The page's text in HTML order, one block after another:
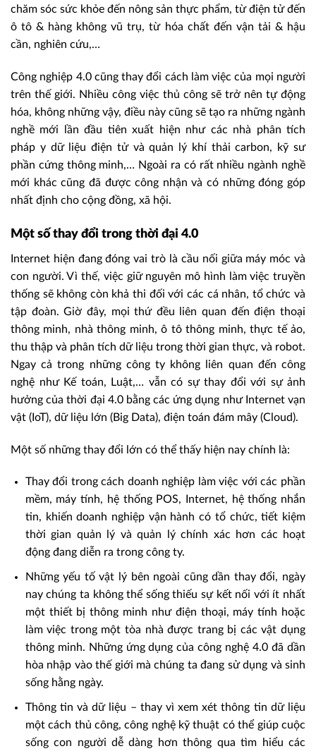
chăm sóc sức khỏe đến nông sản thực phẩm, từ điện tử đến
ô tô & hàng không vũ trụ, từ hóa chất đến vận tải & hậu
cần, nghiên cứu,…
Công nghiệp 4.0 cũng thay đổi cách làm việc của mọi người
trên thế giới. Nhiều công việc thủ công sẽ trở nên tự động
hóa, không những vậy, điều này cũng sẽ tạo ra những ngành
nghề mới lần đầu tiên xuất hiện như các nhà phân tích
pháp y dữ liệu điện tử và quản lý khí thải carbon, kỹ sư
phần cứng thông minh,… Ngoài ra có rất nhiều ngành nghề
mới khác cũng đã được công nhận và có những đóng góp
nhất định cho cộng đồng, xã hội.
Một số thay đổi trong thời đại 4.0
Internet hiện đang đóng vai trò là cầu nối giữa máy móc và
con người. Vì thế, việc giữ nguyên mô hình làm việc truyền
thống sẽ không còn khả thi đối với các cá nhân, tổ chức và
tập đoàn. Giờ đây, mọi thứ đều liên quan đến điện thoại
thông minh, nhà thông minh, ô tô thông minh, thực tế ảo,
thu thập và phân tích dữ liệu trong thời gian thực, và robot.
Ngay cả trong những công ty không liên quan đến công
nghệ như Kế toán, Luật,… vẫn có sự thay đổi với sự ảnh
hưởng của thời đại 4.0 bằng các ứng dụng như Internet vạn
vật (IoT), dữ liệu lớn (Big Data), điện toán đám mây (Cloud).
Một số những thay đổi lớn có thể thấy hiện nay chính là:
Thay đổi trong cách doanh nghiệp làm việc với các phần
mềm, máy tính, hệ thống POS, Internet, hệ thống nhắn
tin, khiến doanh nghiệp vận hành có tổ chức, tiết kiệm
thời gian quản lý và quản lý chính xác hơn các hoạt
động đang diễn ra trong công ty.
Những yếu tố vật lý bên ngoài cũng dần thay đổi, ngày
nay chúng ta không thể sống thiếu sự kết nối với ít nhất
một thiết bị thông minh như điện thoại, máy tính hoặc
làm việc trong một tòa nhà được trang bị các vật dụng
thông minh. Những ứng dụng của công nghệ 4.0 đã dần
hòa nhập vào thế giới mà chúng ta đang sử dụng và sinh
sống hằng ngày.
Thông tin và dữ liệu – thay vì xem xét thông tin dữ liệu
một cách thủ công, công nghệ kỹ thuật có thể giúp cuộc
sống con người dễ dàng hơn thông qua tìm hiểu các